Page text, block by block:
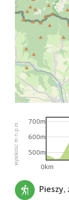
wysokość m n.p.m.
0km
500m
600m
700m
Pieszy,